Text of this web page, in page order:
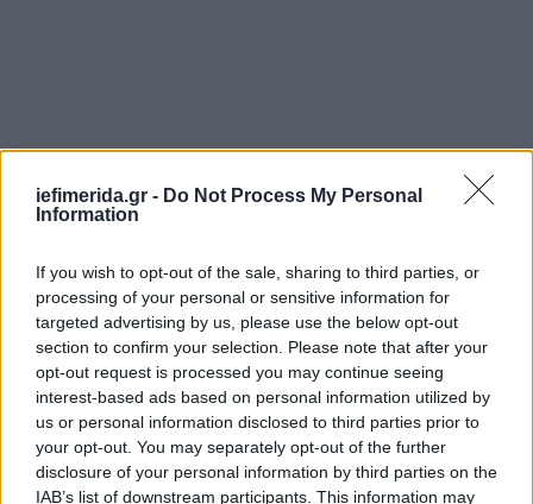
iefimerida.gr - Do Not Process My Personal
Information
If you wish to opt-out of the sale, sharing to third parties, or
processing of your personal or sensitive information for
targeted advertising by us, please use the below opt-out
section to confirm your selection. Please note that after your
opt-out request is processed you may continue seeing
interest-based ads based on personal information utilized by
us or personal information disclosed to third parties prior to
your opt-out. You may separately opt-out of the further
disclosure of your personal information by third parties on the
IAB’s list of downstream participants. This information may
Στον πρώτο όμιλο αγωνίσθηκε και η 28χρονη Ελένη
Πόλακ, η οποία, αφού πέρασε με την πρώτη
προσπάθεια τα 4.20μ., είχε τρία αποτυχημένα
άλματα στα 4.40μ.
Με την 24η θέση στην τελική κατάταξη ολοκλήρωσε